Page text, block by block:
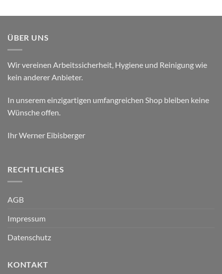
ÜBER UNS
Wir vereinen Arbeitssicherheit, Hygiene und Reinigung wie
kein anderer Anbieter.
In unserem einzigartigen umfangreichen Shop bleiben keine
Wünsche offen.
Ihr Werner Eibisberger
RECHTLICHES
AGB
Impressum
Datenschutz
KONTAKT